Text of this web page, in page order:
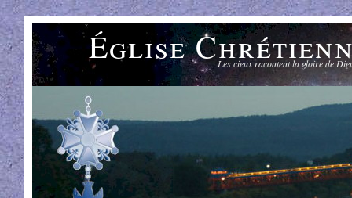
Église Les cieux racontent la gloire de